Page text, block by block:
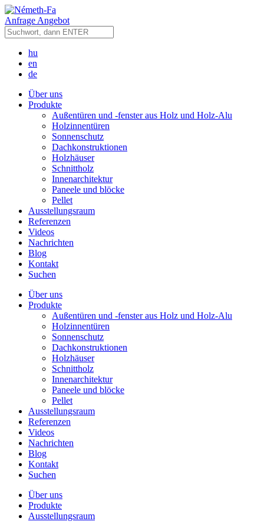
Anfrage Angebot
hu
en
de
Über uns
Produkte
Außentüren und -fenster aus Holz und Holz-Alu
Holzinnentüren
Sonnenschutz
Dachkonstruktionen
Holzhäuser
Schnittholz
Innenarchitektur
Paneele und blöcke
Pellet
Ausstellungsraum
Referenzen
Videos
Nachrichten
Blog
Kontakt
Suchen
Über uns
Produkte
Außentüren und -fenster aus Holz und Holz-Alu
Holzinnentüren
Sonnenschutz
Dachkonstruktionen
Holzhäuser
Schnittholz
Innenarchitektur
Paneele und blöcke
Pellet
Ausstellungsraum
Referenzen
Videos
Nachrichten
Blog
Kontakt
Suchen
Über uns
Produkte
Ausstellungsraum